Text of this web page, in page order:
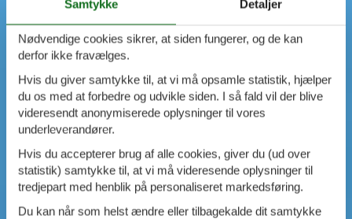
Samtykke Detaljer
Nødvendige cookies sikrer, at siden fungerer, og de kan
derfor ikke fravælges.
Hvis du giver samtykke til, at vi må opsamle statistik, hjælper
du os med at forbedre og udvikle siden. I så fald vil der blive
videresendt anonymiserede oplysninger til vores
underleverandører.
Hvis du accepterer brug af alle cookies, giver du (ud over
statistik) samtykke til, at vi må videresende oplysninger til
tredjepart med henblik på personaliseret markedsføring.
Du kan når som helst ændre eller tilbagekalde dit samtykke